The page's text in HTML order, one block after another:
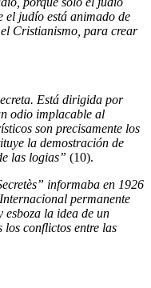
el judío está animado de
Cristianismo, para crear
Está dirigida por
odio implacable al
son precisamente los
la demostración de
las logias” (10).
informaba en 1926
permanente
esboza la idea de un
conflictos entre las